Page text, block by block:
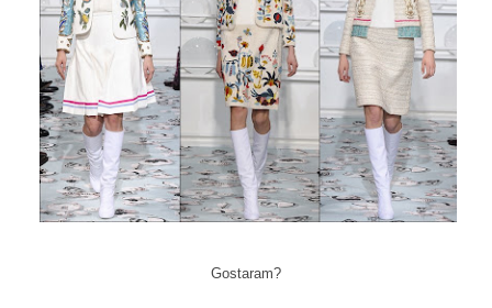
Gostaram?